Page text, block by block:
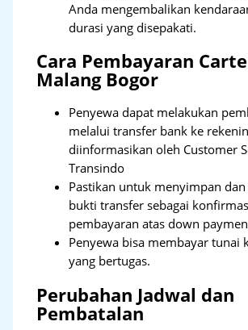
Anda mengembalikan
durasi yang disepakati.
Cara Pembayaran
Malang Bogor
Penyewa dapat melakukan
melalui transfer bank ke
diinformasikan oleh Customer
Transindo
Pastikan untuk menyimpan
bukti transfer sebagai
pembayaran atas down
Penyewa bisa membayar tunai
yang bertugas.
Perubahan Jadwal dan
Pembatalan